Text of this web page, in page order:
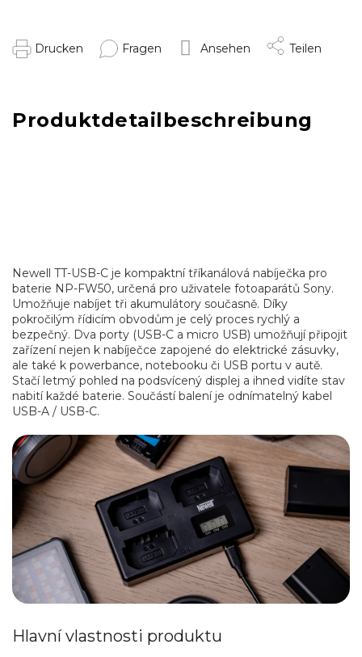
Drucken Fragen Ansehen Teilen
Produktdetailbeschreibung
Newell TT-USB-C je kompaktní tříkanálová nabíječka pro
baterie NP-FW50, určená pro uživatele fotoaparátů Sony.
Umožňuje nabíjet tři akumulátory současně. Díky
pokročilým řídicím obvodům je celý proces rychlý a
bezpečný. Dva porty (USB-C a micro USB) umožňují připojit
zařízení nejen k nabíječce zapojené do elektrické zásuvky,
ale také k powerbance, notebooku či USB portu v autě.
Stačí letmý pohled na podsvícený displej a ihned vidíte stav
nabití každé baterie. Součástí balení je odnímatelný kabel
USB-A / USB-C.
Hlavní vlastnosti produktu